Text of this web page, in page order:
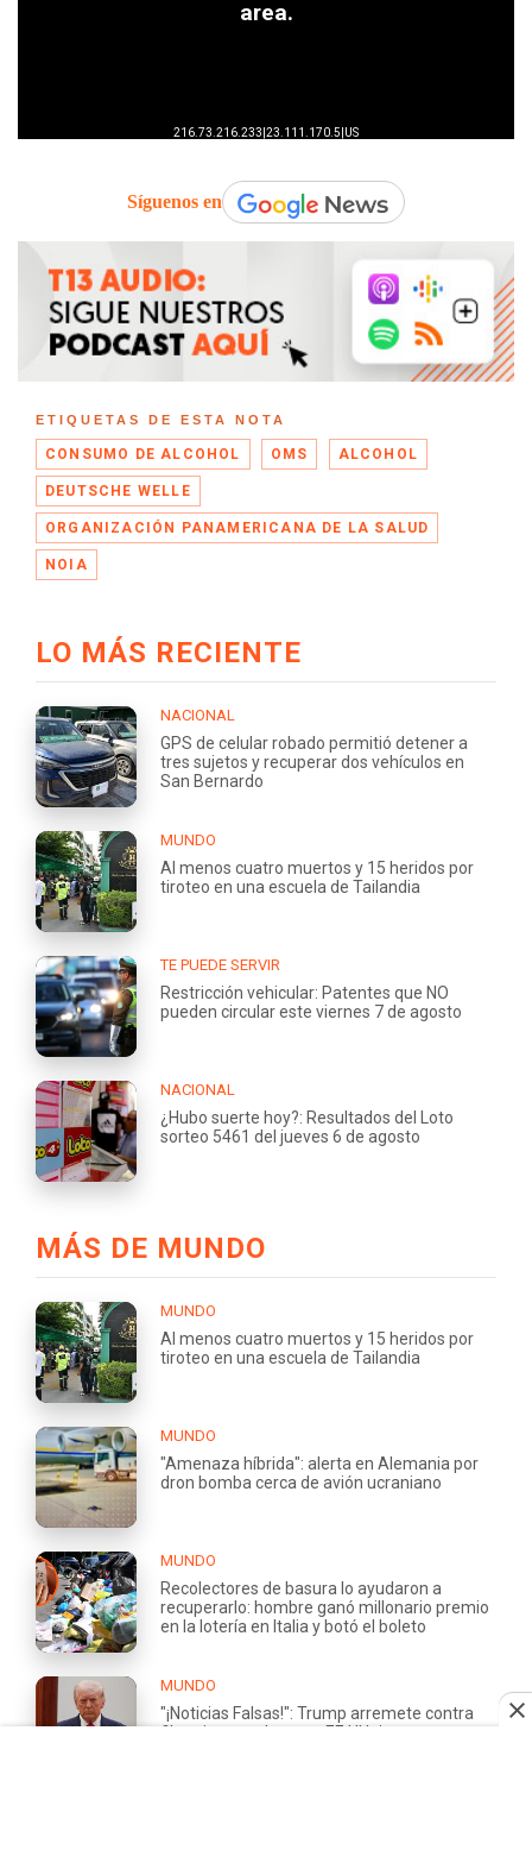
Síguenos en
ETIQUETAS DE ESTA NOTA
CONSUMO DE ALCOHOL OMS ALCOHOL
DEUTSCHE WELLE
ORGANIZACIÓN PANAMERICANA DE LA SALUD
NOIA
LO MÁS RECIENTE
NACIONAL
GPS de celular robado permitió detener a
tres sujetos y recuperar dos vehículos en
San Bernardo
MUNDO
Al menos cuatro muertos y 15 heridos por
tiroteo en una escuela de Tailandia
TE PUEDE SERVIR
Restricción vehicular: Patentes que NO
pueden circular este viernes 7 de agosto
NACIONAL
¿Hubo suerte hoy?: Resultados del Loto
sorteo 5461 del jueves 6 de agosto
MÁS DE MUNDO
MUNDO
Al menos cuatro muertos y 15 heridos por
tiroteo en una escuela de Tailandia
MUNDO
"Amenaza híbrida": alerta en Alemania por
dron bomba cerca de avión ucraniano
MUNDO
Recolectores de basura lo ayudaron a
recuperarlo: hombre ganó millonario premio
en la lotería en Italia y botó el boleto
MUNDO
"¡Noticias Falsas!": Trump arremete contra
filtraciones sobre que EE.UU tiene escasez